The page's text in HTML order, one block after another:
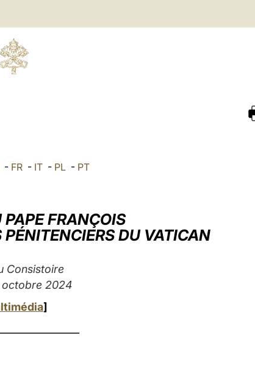
- FR - IT - PL - PT
FRANÇOIS
DU VATICAN
Consistoire
2024
]